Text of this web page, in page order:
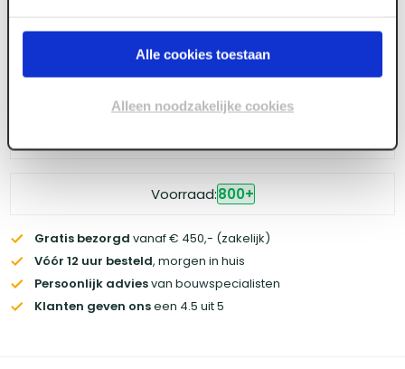
Alle cookies toestaan
Alleen noodzakelijke cookies
Log in voor prijzen
Wil je de scherpste prijs? Meld je aan voor een
Voorraad:800+
Gratis bezorgd vanaf € 450,- (zakelijk)
Vóór 12 uur besteld, morgen in huis
Persoonlijk adviesvan bouwspecialisten
Klanten geven onseen 4.5 uit 5